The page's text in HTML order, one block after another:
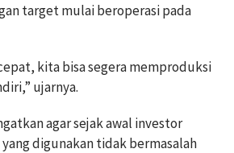
target mulai beroperasi pada
kita bisa segera memproduksi
ujarnya.
agar sejak awal investor
digunakan tidak bermasalah